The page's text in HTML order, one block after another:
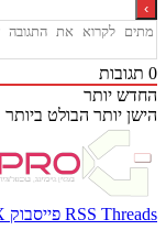
יותר
יותר הבולט ביותר
RSS פייסבוק X (טוויטר)